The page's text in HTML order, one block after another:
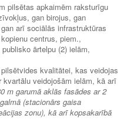
pilsētas apkaimēm raksturīgu
gan birojus, gan
arī sociālās infrastruktūras
centrus, piem.,
ārtelpu (2) ielām,
kvalitātei, kas veidojas
veidojošām ielām, kā arī
m garumā aklās fasādes ar 2
(stacionārs gaisa
zonu), kā arī kopsakarībā